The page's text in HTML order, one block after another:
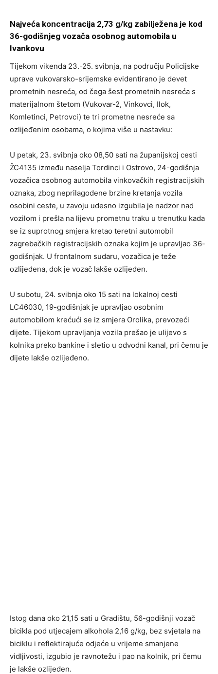
Najveća koncentracija 2,73 g/kg zabilježena je kod
36-godišnjeg vozača osobnog automobila u
Ivankovu
Tijekom vikenda 23.-25. svibnja, na području Policijske
uprave vukovarsko-srijemske evidentirano je devet
prometnih nesreća, od čega šest prometnih nesreća s
materijalnom štetom (Vukovar-2, Vinkovci, Ilok,
Komletinci, Petrovci) te tri prometne nesreće sa
ozlijeđenim osobama, o kojima više u nastavku:
U petak, 23. svibnja oko 08,50 sati na županijskoj cesti
ŽC4135 između naselja Tordinci i Ostrovo, 24-godišnja
vozačica osobnog automobila vinkovačkih registracijskih
oznaka, zbog neprilagođene brzine kretanja vozila
osobini ceste, u zavoju udesno izgubila je nadzor nad
vozilom i prešla na lijevu prometnu traku u trenutku kada
se iz suprotnog smjera kretao teretni automobil
zagrebačkih registracijskih oznaka kojim je upravljao 36-
godišnjak. U frontalnom sudaru, vozačica je teže
ozlijeđena, dok je vozač lakše ozlijeđen.
U subotu, 24. svibnja oko 15 sati na lokalnoj cesti
LC46030, 19-godišnjak je upravljao osobnim
automobilom krećući se iz smjera Orolika, prevozeći
dijete. Tijekom upravljanja vozila prešao je ulijevo s
kolnika preko bankine i sletio u odvodni kanal, pri čemu je
dijete lakše ozlijeđeno.
Istog dana oko 21,15 sati u Gradištu, 56-godišnji vozač
bicikla pod utjecajem alkohola 2,16 g/kg, bez svjetala na
biciklu i reflektirajuće odjeće u vrijeme smanjene
vidljivosti, izgubio je ravnotežu i pao na kolnik, pri čemu
je lakše ozlijeđen.